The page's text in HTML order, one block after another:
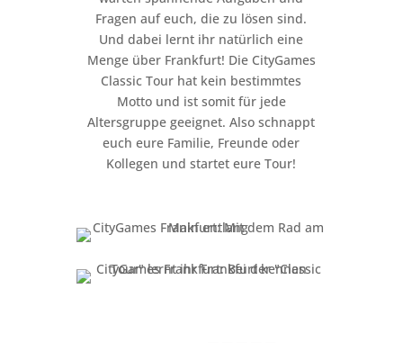
Fragen auf euch, die zu lösen sind.
Und dabei lernt ihr natürlich eine
Menge über Frankfurt! Die CityGames
Classic Tour hat kein bestimmtes
Motto und ist somit für jede
Altersgruppe geeignet. Also schnappt
euch eure Familie, Freunde oder
Kollegen und startet eure Tour!